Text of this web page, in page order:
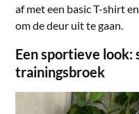
af met een basic T-shirt
om de deur uit te gaan.
Een sportieve look:
trainingsbroek